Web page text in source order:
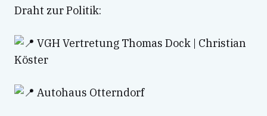
Draht zur Politik:
VGH Vertretung Thomas Dock | Christian
Köster
Autohaus Otterndorf